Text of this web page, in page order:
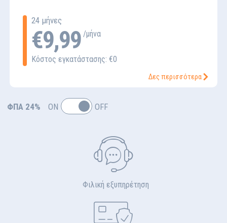
24 μήνες
€9,99 /μήνα
Κόστος εγκατάστασης: €0
Δες περισσότερα
ΦΠΑ 24% ON OFF
Φιλική εξυπηρέτηση